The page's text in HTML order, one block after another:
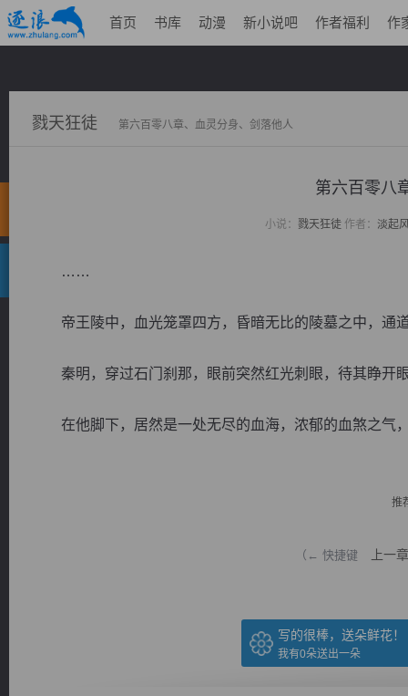
首页 书库 动漫 新小说吧 作者福利 作
戮天狂徒 第六百零八章、血灵分身、剑落他人
第六百零八
小说： 戮天狂徒作者： 淡起
……
帝王陵中，血光笼罩四方，昏暗无比的陵墓之中，通
秦明，穿过石门刹那，眼前突然红光刺眼，待其睁开
在他脚下，居然是一处无尽的血海，浓郁的血煞之气
推
（← 快捷键 上一章
写的很棒，送朵鲜花！
我有0朵送出一朵